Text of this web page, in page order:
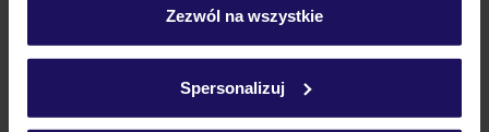
Szczegółowe informacje o plikach cookie znajdziesz
Zezwól na wszystkie
Spersonalizuj